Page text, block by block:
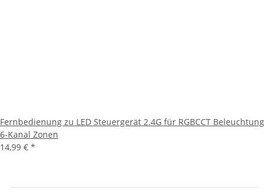
Fernbedienung zu LED Steuergerät 2.4G für RGBCCT Beleuchtung
6-Kanal Zonen
14,99 € *